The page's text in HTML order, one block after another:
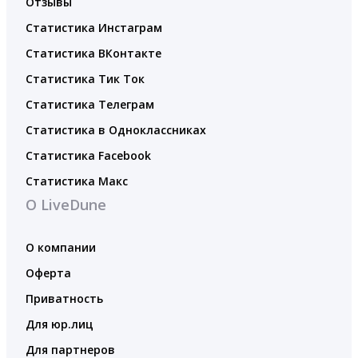
Статистика Инстаграм
Статистика ВКонтакте
Статистика Тик Ток
Статистика Телеграм
Статистика в Одноклассниках
Статистика Facebook
Статистика Макс
О LiveDune
О компании
Оферта
Приватность
Для юр.лиц
Для партнеров